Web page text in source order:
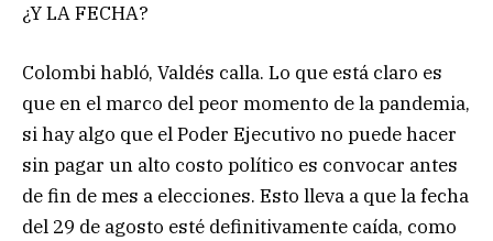
¿Y LA FECHA?
Colombi habló, Valdés calla. Lo que está claro es
que en el marco del peor momento de la pandemia,
si hay algo que el Poder Ejecutivo no puede hacer
sin pagar un alto costo político es convocar antes
de fin de mes a elecciones. Esto lleva a que la fecha
del 29 de agosto esté definitivamente caída, como